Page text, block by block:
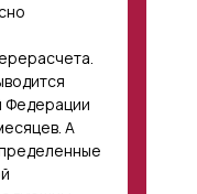
Федерации
А